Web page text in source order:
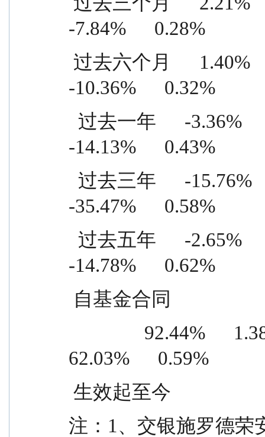
-7.84%      0.28%
-10.36%      0.32%
-14.13%      0.43%
-35.47%      0.58%
-14.78%      0.62%
自基金合同
62.03%      0.59%
生效起至今
注：1、交银施罗德荣